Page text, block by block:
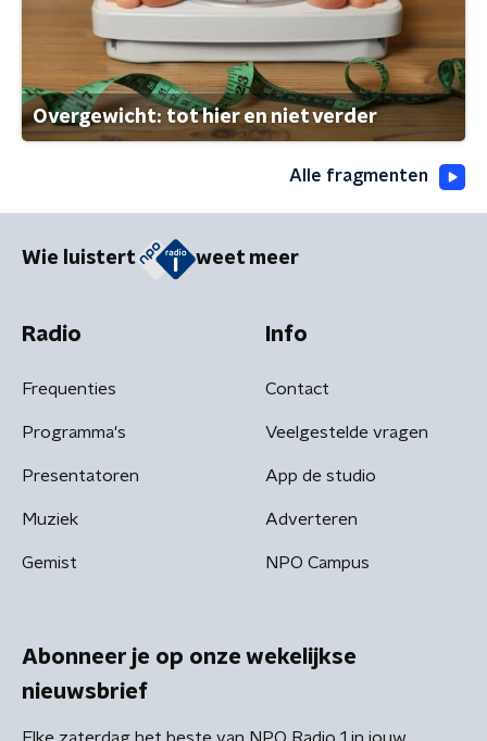
Overgewicht: tot hier en niet verder
Alle fragmenten
Wie luistert weet meer
Radio
Frequenties
Programma's
Presentatoren
Muziek
Gemist
Info
Contact
Veelgestelde vragen
App de studio
Adverteren
NPO Campus
Abonneer je op onze wekelijkse
nieuwsbrief
Elke zaterdag het beste van NPO Radio 1 in jouw